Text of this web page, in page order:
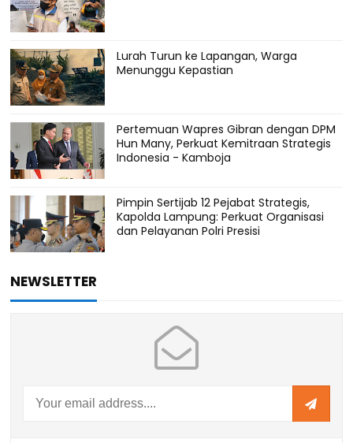
Lurah Turun ke Lapangan, Warga
Menunggu Kepastian
Pertemuan Wapres Gibran dengan DPM
Hun Many, Perkuat Kemitraan Strategis
Indonesia - Kamboja
Pimpin Sertijab 12 Pejabat Strategis,
Kapolda Lampung: Perkuat Organisasi
dan Pelayanan Polri Presisi
NEWSLETTER